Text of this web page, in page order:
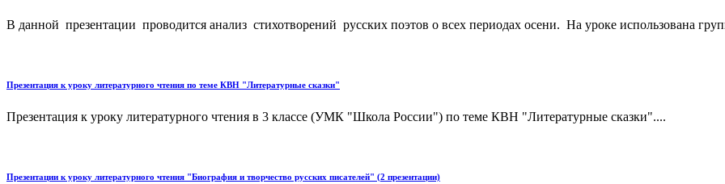
В данной презентации проводится анализ стихотворений русских поэтов о всех периодах осени. На уроке использована
Презентация к уроку литературного чтения по теме КВН "Литературные сказки"
Презентация к уроку литературного чтения в 3 классе (УМК "Школа России") по теме КВН "Литературные сказки"....
Презентации к уроку литературного чтения "Биография и творчество русских писателей" (2 презентации)